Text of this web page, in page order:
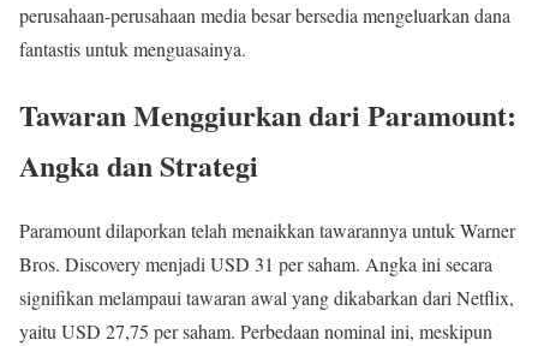
perusahaan-perusahaan media besar bersedia mengeluarkan dana
fantastis untuk menguasainya.
Tawaran Menggiurkan dari Paramount:
Angka dan Strategi
Paramount dilaporkan telah menaikkan tawarannya untuk Warner
Bros. Discovery menjadi USD 31 per saham. Angka ini secara
signifikan melampaui tawaran awal yang dikabarkan dari Netflix,
yaitu USD 27,75 per saham. Perbedaan nominal ini, meskipun